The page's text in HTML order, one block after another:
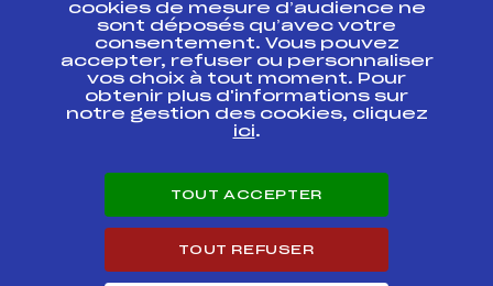
Projet de performance fédéral
Antidopage
Pôle Développement, Formation, Suivi
Scientifique
Listes ministérielles
Pôle vie de l’athlète
Enseignement professionnel
Carrières
cookies de mesure d’audience ne
sont déposés qu’avec votre
consentement. Vous pouvez
accepter, refuser ou personnaliser
vos choix à tout moment. Pour
obtenir plus d'informations sur
notre gestion des cookies, cliquez
ici.
TOUT ACCEPTER
TOUT REFUSER